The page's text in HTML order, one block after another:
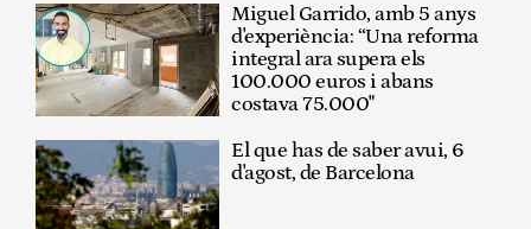
Miguel Garrido, amb 5 anys
d'experiència: “Una reforma
integral ara supera els
100.000 euros i abans
costava 75.000"
El que has de saber avui, 6
d'agost, de Barcelona